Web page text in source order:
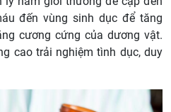
đến vùng sinh dục để tăng
cương cứng của dương vật.
cao trải nghiệm tình dục, duy